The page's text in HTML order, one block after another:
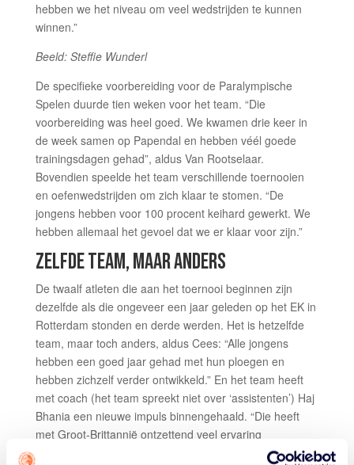
hebben we het niveau om veel wedstrijden te kunnen
winnen.”
Beeld: Steffie Wunderl
De specifieke voorbereiding voor de Paralympische
Spelen duurde tien weken voor het team. “Die
voorbereiding was heel goed. We kwamen drie keer in
de week samen op Papendal en hebben véél goede
trainingsdagen gehad”, aldus Van Rootselaar.
Bovendien speelde het team verschillende toernooien
en oefenwedstrijden om zich klaar te stomen. “De
jongens hebben voor 100 procent keihard gewerkt. We
hebben allemaal het gevoel dat we er klaar voor zijn.”
ZELFDE TEAM, MAAR ANDERS
De twaalf atleten die aan het toernooi beginnen zijn
dezelfde als die ongeveer een jaar geleden op het EK in
Rotterdam stonden en derde werden. Het is hetzelfde
team, maar toch anders, aldus Cees: “Alle jongens
hebben een goed jaar gehad met hun ploegen en
hebben zichzelf verder ontwikkeld.” En het team heeft
met coach (het team spreekt niet over ‘assistenten’) Haj
Bhania een nieuwe impuls binnengehaald. “Die heeft
met Groot-Brittannië ontzettend veel ervaring
opgebouwd. Die ervaring proberen we nu in het team